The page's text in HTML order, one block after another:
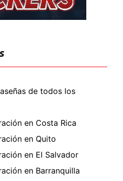
de todos los
en Costa Rica
en Quito
en El Salvador
en Barranquilla